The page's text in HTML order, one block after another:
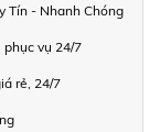
Tín - Nhanh Chóng
phục vụ 24/7
rẻ, 24/7